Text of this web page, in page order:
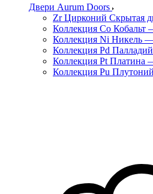
Двери Aurum Doors
Zr Цирконий Скрытая
Коллекция Co Кобальт
Коллекция Ni Никель
Коллекция Pd Палладий
Коллекция Pt Платина
Коллекция Pu Плутоний